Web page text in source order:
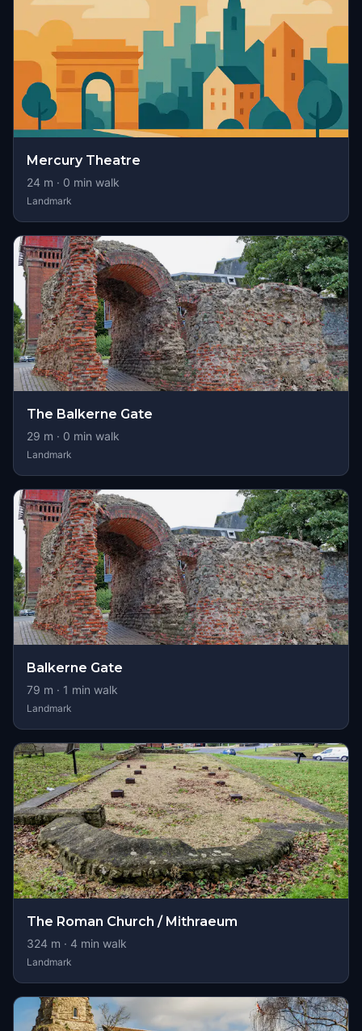
Mercury Theatre
24 m · 0 min walk
Landmark
The Balkerne Gate
29 m · 0 min walk
Landmark
Balkerne Gate
79 m · 1 min walk
Landmark
The Roman Church / Mithraeum
324 m · 4 min walk
Landmark